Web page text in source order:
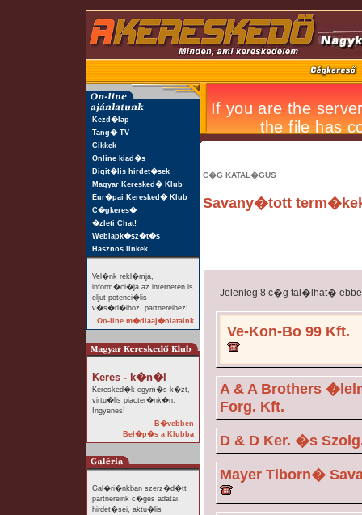
Kezd�lap
Tang� TV
Cikkek
Online kiad�s
Digit�lis hirdet�sek
Magyar Keresked� Klub
Eur�pai Keresked� Klub
C�gkeres�
�zleti Chat!
Weblapk�sz�t�s
Hasznos linkek
Vel�nk rekl�mja,
inform�ci�ja az interneten is
eljut potenci�lis
v�s�rl�ihoz, partnereihez!
On-line m�diaaj�nlataink
Keres - k�n�l
Keresked�k egym�s k�zt,
virtu�lis piacter�nk�n.
Ingyenes!
B�vebben
Bel�p�s a Klubba
Gal�ri�nkban szerz�d�tt
partnereink c�ges adatai,
hirdet�sei, aktu�lis
C�G KATAL�GUS
Savany�tott
Jelenleg 8 c�g tal�lhat�
Ve-Kon-Bo 99 Kft.
A & A Brothers
Forg. Kft.
D & D Ker. �s
Mayer Tiborn�